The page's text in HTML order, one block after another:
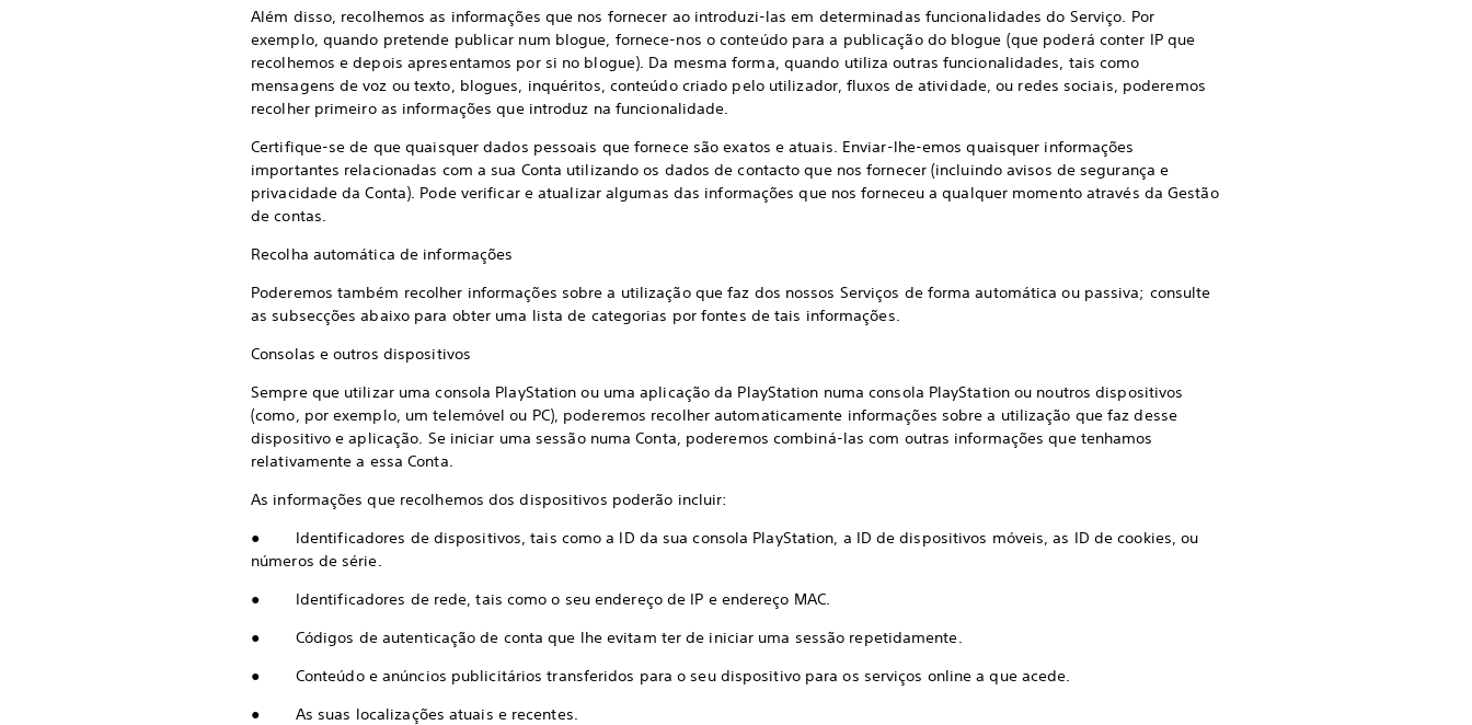
Além disso, recolhemos as informações que nos fornecer ao introduzi-las em determinadas funcionalidades do Serviço. Por
exemplo, quando pretende publicar num blogue, fornece-nos o conteúdo para a publicação do blogue (que poderá conter IP que
recolhemos e depois apresentamos por si no blogue). Da mesma forma, quando utiliza outras funcionalidades, tais como
mensagens de voz ou texto, blogues, inquéritos, conteúdo criado pelo utilizador, fluxos de atividade, ou redes sociais, poderemos
recolher primeiro as informações que introduz na funcionalidade.
Certifique-se de que quaisquer dados pessoais que fornece são exatos e atuais. Enviar-lhe-emos quaisquer informações
importantes relacionadas com a sua Conta utilizando os dados de contacto que nos fornecer (incluindo avisos de segurança e
privacidade da Conta). Pode verificar e atualizar algumas das informações que nos forneceu a qualquer momento através da Gestão
de contas.
Recolha automática de informações
Poderemos também recolher informações sobre a utilização que faz dos nossos Serviços de forma automática ou passiva; consulte
as subsecções abaixo para obter uma lista de categorias por fontes de tais informações.
Consolas e outros dispositivos
Sempre que utilizar uma consola PlayStation ou uma aplicação da PlayStation numa consola PlayStation ou noutros dispositivos
(como, por exemplo, um telemóvel ou PC), poderemos recolher automaticamente informações sobre a utilização que faz desse
dispositivo e aplicação. Se iniciar uma sessão numa Conta, poderemos combiná-las com outras informações que tenhamos
relativamente a essa Conta.
As informações que recolhemos dos dispositivos poderão incluir:
● Identificadores de dispositivos, tais como a ID da sua consola PlayStation, a ID de dispositivos móveis, as ID de cookies, ou
números de série.
● Identificadores de rede, tais como o seu endereço de IP e endereço MAC.
● Códigos de autenticação de conta que lhe evitam ter de iniciar uma sessão repetidamente.
● Conteúdo e anúncios publicitários transferidos para o seu dispositivo para os serviços online a que acede.
● As suas localizações atuais e recentes.